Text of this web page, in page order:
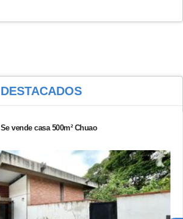
DESTACADOS
Se vende casa 500m² Chuao